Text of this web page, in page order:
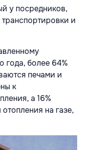
у посредников,
и
года, более 64%
печами и
к
а 16%
на газе,